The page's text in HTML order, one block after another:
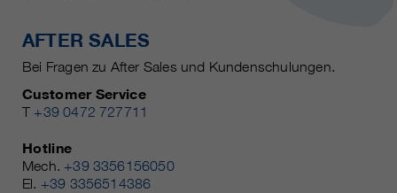
AFTER SALES
Bei Fragen zu After Sales und Kundenschulungen.
Customer Service
T +39 0472 727711
Hotline
Mech. +39 3356156050
El. +39 3356514386